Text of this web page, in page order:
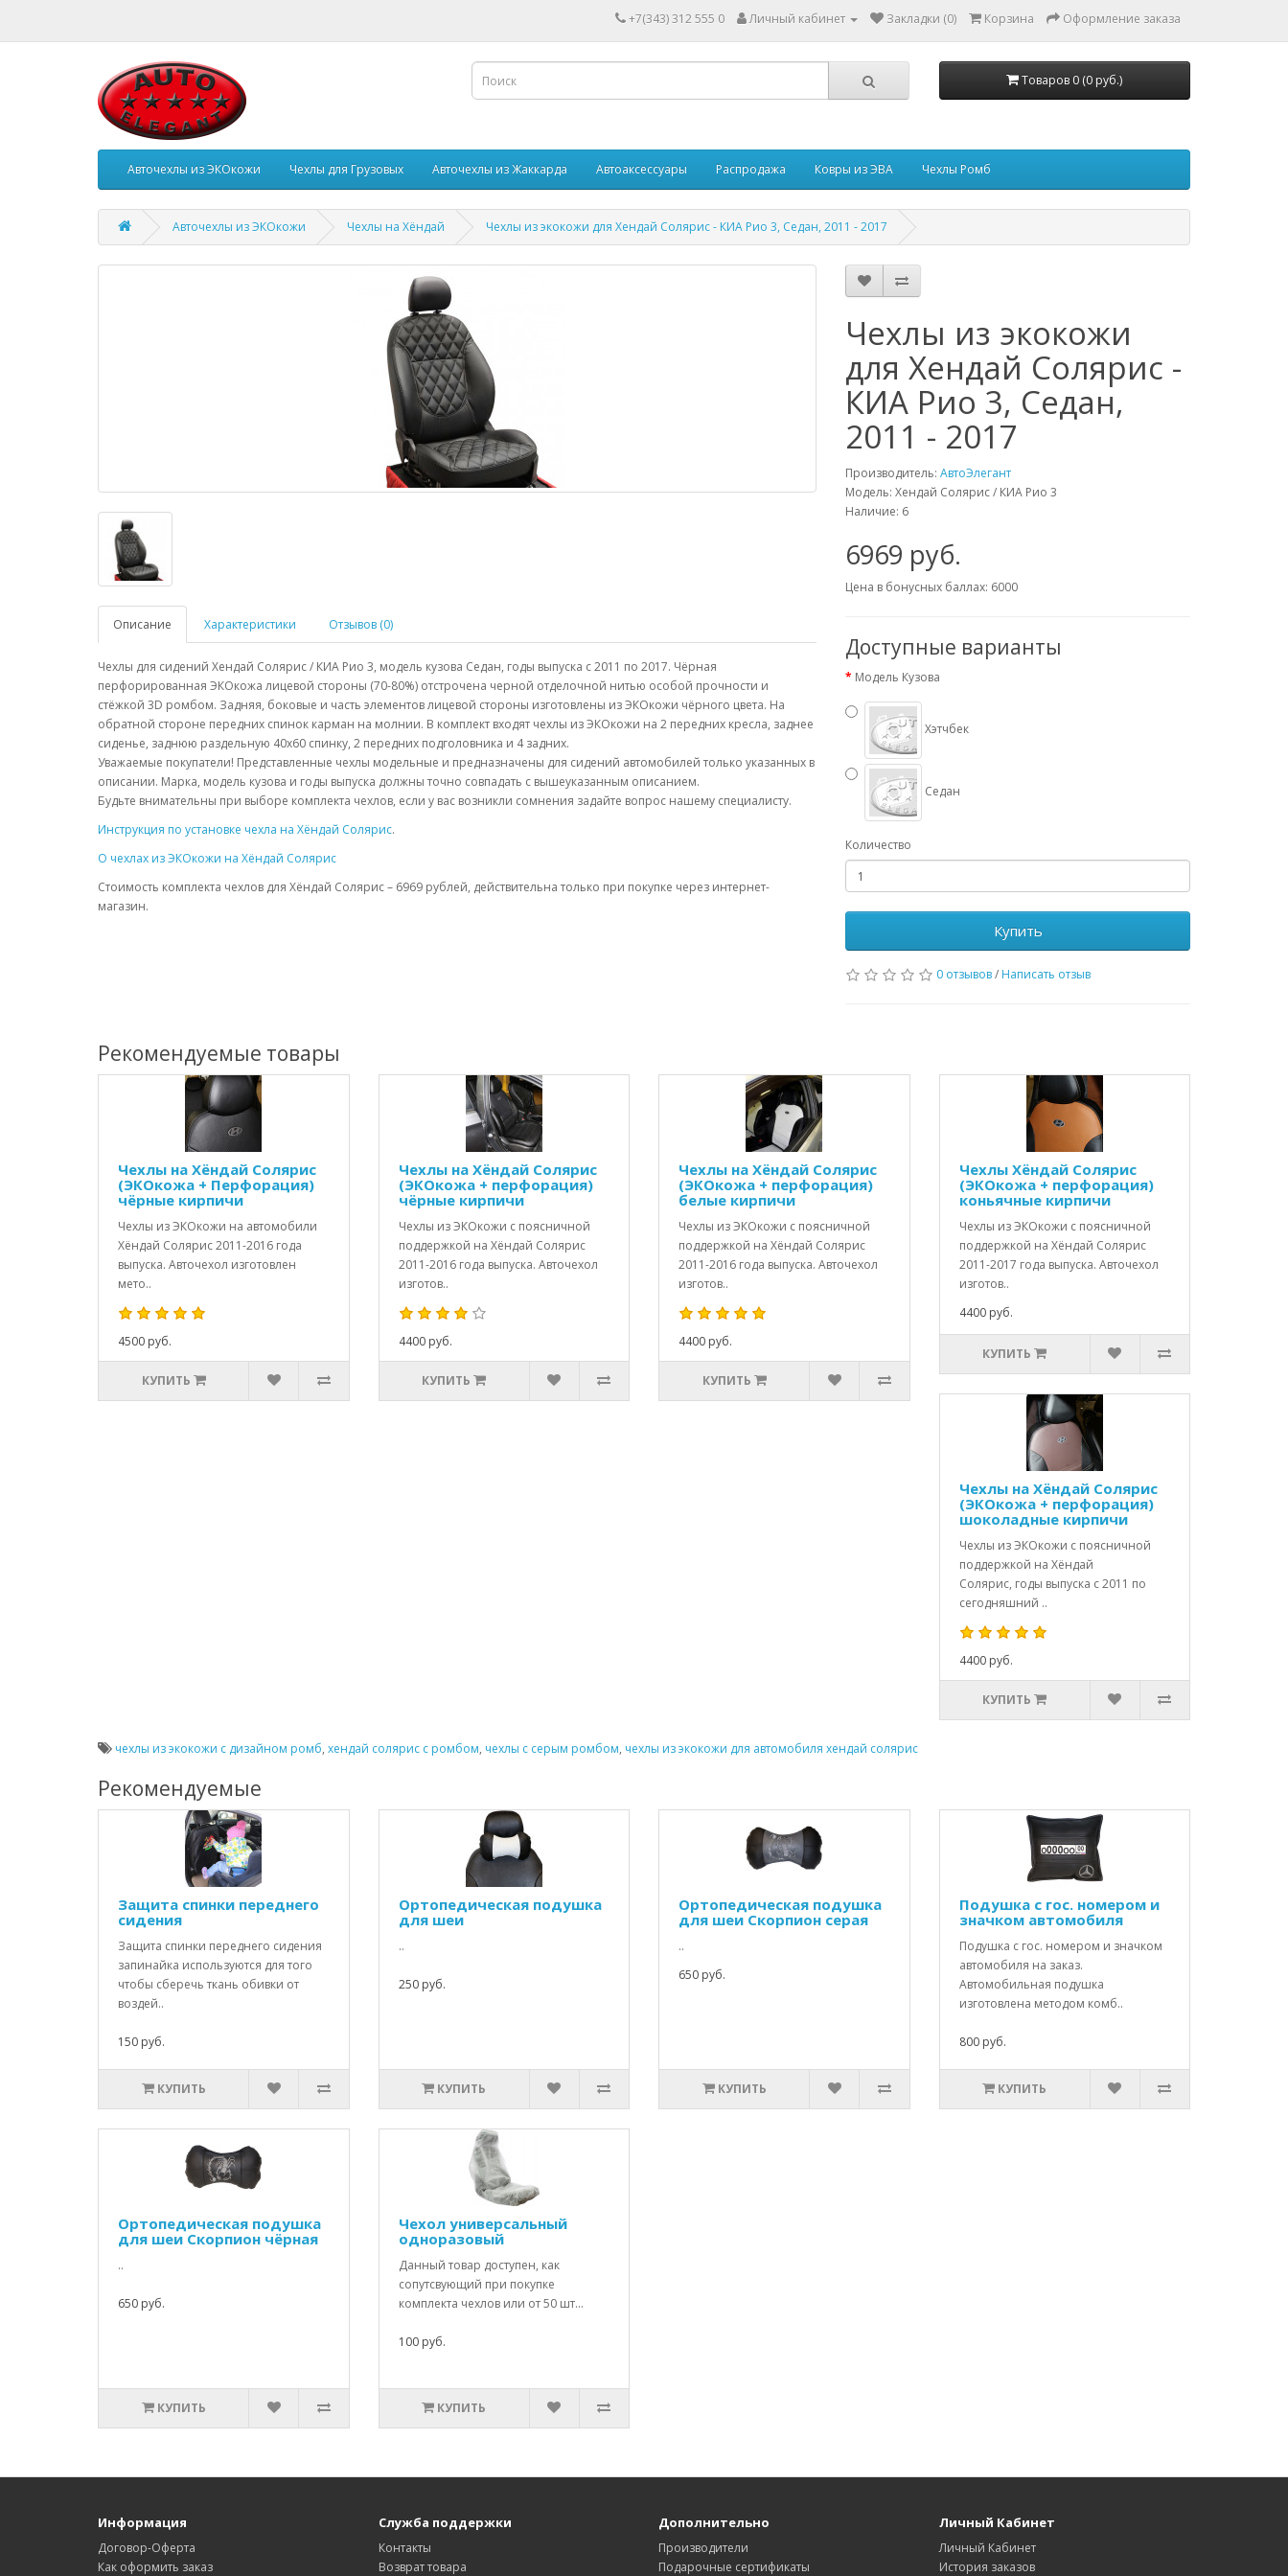
+7(343) 312 555 0 Личный кабинет Закладки (0) Корзина Оформление заказа
Товаров 0 (0 руб.)
Авточехлы из ЭКОкожи Чехлы для Грузовых Авточехлы из Жаккарда Автоаксессуары Распродажа Ковры из ЭВА Чехлы Ромб
Авточехлы из ЭКОкожи Чехлы на Хёндай Чехлы из экокожи для Хендай Солярис - КИА Рио 3, Седан, 2011 - 2017
Описание Характеристики Отзывов (0)
Чехлы для сидений Хендай Солярис / КИА Рио 3, модель кузова Седан, годы выпуска с 2011 по 2017. Чёрная
перфорированная ЭКОкожа лицевой стороны (70-80%) отстрочена черной отделочной нитью особой прочности и
стёжкой 3D ромбом. Задняя, боковые и часть элементов лицевой стороны изготовлены из ЭКОкожи чёрного цвета. На
обратной стороне передних спинок карман на молнии. В комплект входят чехлы из ЭКОкожи на 2 передних кресла, заднее
сиденье, заднюю раздельную 40х60 спинку, 2 передних подголовника и 4 задних.
Уважаемые покупатели! Представленные чехлы модельные и предназначены для сидений автомобилей только указанных в
описании. Марка, модель кузова и годы выпуска должны точно совпадать с вышеуказанным описанием.
Будьте внимательны при выборе комплекта чехлов, если у вас возникли сомнения задайте вопрос нашему специалисту.
Инструкция по установке чехла на Хёндай Солярис.
О чехлах из ЭКОкожи на Хёндай Солярис
Стоимость комплекта чехлов для Хёндай Солярис – 6969 рублей, действительна только при покупке через интернет-
магазин.
Чехлы из экокожи
для Хендай Солярис -
КИА Рио 3, Седан,
2011 - 2017
Производитель: АвтоЭлегант
Модель: Хендай Солярис / КИА Рио 3
Наличие: 6
6969 руб.
Цена в бонусных баллах: 6000
Доступные варианты
Модель Кузова
Хэтчбек
Седан
Количество
Купить
0 отзывов/ Написать отзыв
Рекомендуемые товары
Чехлы на Хёндай Солярис
(ЭКОкожа + Перфорация)
чёрные кирпичи
Чехлы из ЭКОкожи на автомобили
Хёндай Солярис 2011-2016 года
выпуска. Авточехол изготовлен
мето..
4500 руб.
КУПИТЬ
Чехлы на Хёндай Солярис
(ЭКОкожа + перфорация)
чёрные кирпичи
Чехлы из ЭКОкожи с поясничной
поддержкой на Хёндай Солярис
2011-2016 года выпуска. Авточехол
изготов..
4400 руб.
КУПИТЬ
Чехлы на Хёндай Солярис
(ЭКОкожа + перфорация)
белые кирпичи
Чехлы из ЭКОкожи с поясничной
поддержкой на Хёндай Солярис
2011-2016 года выпуска. Авточехол
изготов..
4400 руб.
КУПИТЬ
Чехлы Хёндай Солярис
(ЭКОкожа + перфорация)
коньячные кирпичи
Чехлы из ЭКОкожи с поясничной
поддержкой на Хёндай Солярис
2011-2017 года выпуска. Авточехол
изготов..
4400 руб.
КУПИТЬ
Чехлы на Хёндай Солярис
(ЭКОкожа + перфорация)
шоколадные кирпичи
Чехлы из ЭКОкожи с поясничной
поддержкой на Хёндай
Солярис, годы выпуска с 2011 по
сегодняшний ..
4400 руб.
КУПИТЬ
чехлы из экокожи с дизайном ромб, хендай солярис с ромбом, чехлы с серым ромбом, чехлы из экокожи для автомобиля хендай солярис
Рекомендуемые
Защита спинки переднего
сидения
Защита спинки переднего сидения
запинайка используются для того
чтобы сберечь ткань обивки от
воздей..
150 руб.
КУПИТЬ
Ортопедическая подушка
для шеи
..
250 руб.
КУПИТЬ
Ортопедическая подушка
для шеи Скорпион серая
..
650 руб.
КУПИТЬ
Подушка с гос. номером и
значком автомобиля
Подушка с гос. номером и значком
автомобиля на заказ.
Автомобильная подушка
изготовлена методом комб..
800 руб.
КУПИТЬ
Ортопедическая подушка
для шеи Скорпион чёрная
..
650 руб.
КУПИТЬ
Чехол универсальный
одноразовый
Данный товар доступен, как
сопутсвующий при покупке
комплекта чехлов или от 50 шт...
100 руб.
КУПИТЬ
Информация
Договор-Оферта
Как оформить заказ
Служба поддержки
Контакты
Возврат товара
Дополнительно
Производители
Подарочные сертификаты
Личный Кабинет
Личный Кабинет
История заказов